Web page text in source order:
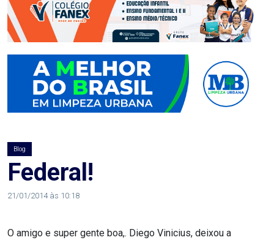
AÇÃO
SOCIAL
ADMINISTRAÇÃO
AGOSTO
ALEGRIA
ALRN
ANIVERSARIANTE
Blog
Federal!
21/01/2014 às 10:18
O amigo e super gente boa,. Diego Vinicius, deixou a